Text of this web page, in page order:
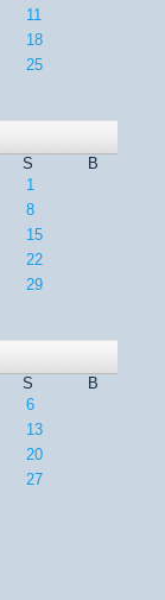
11
18
25
S
B
1
8
15
22
29
S
B
6
13
20
27